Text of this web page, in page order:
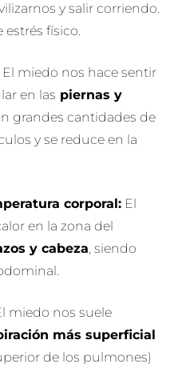
y salir corriendo.
estrés físico.
El miedo nos hace sentir
en las piernas y
grandes cantidades de
y se reduce en la
corporal: El
en la zona del
y cabeza, siendo
miedo nos suele
más superficial
de los pulmones)